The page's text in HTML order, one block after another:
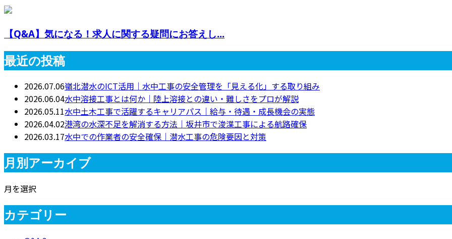
【Q&A】気になる！求人に関する疑問にお答えし...
最近の投稿
2026.07.06嶺北潜水のICT活用｜水中工事の安全管理を「見える化」する取り組み
2026.06.04水中溶接工事とは何か｜陸上溶接との違い・難しさをプロが解説
2026.05.11水中土木工事で活躍するキャリアパス｜給与・待遇・成長機会の実態
2026.04.02港湾の水深不足を解消する方法｜坂井市で浚渫工事による航路確保
2026.03.17水中での作業者の安全確保｜潜水工事の危険要因と対策
月別アーカイブ
月を選択
カテゴリー